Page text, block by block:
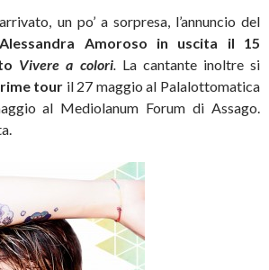
un po’ a sorpresa, l’annuncio del
Amoroso in uscita il 15
Vivere a colori. La cantante inoltre si
tour il 27 maggio al Palalottomatica
al Mediolanum Forum di Assago.